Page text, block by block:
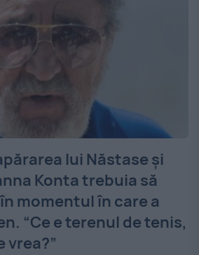
lui Năstase și
Konta trebuia să
momentul în care a
“Ce e terenul de tenis,
vrea?”